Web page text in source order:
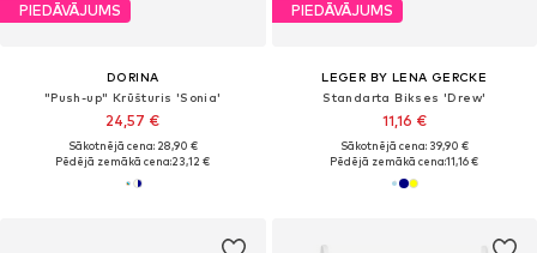
PIEDĀVĀJUMS
DORINA
"Push-up" Krūšturis 'Sonia'
24,57 €
Sākotnējā cena: 28,90 €
Pēdējā zemākā cena:23,12 €
PIEDĀVĀJUMS
LEGER BY LENA GERCKE
Standarta Bikses 'Drew'
11,16 €
Sākotnējā cena: 39,90 €
Pēdējā zemākā cena:11,16 €